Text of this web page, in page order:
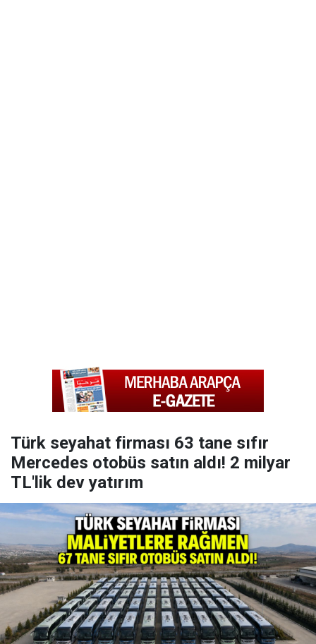
Türk seyahat firması 63 tane sıfır
Mercedes otobüs satın aldı! 2 milyar
TL'lik dev yatırım